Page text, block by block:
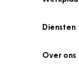
Diensten
Over ons